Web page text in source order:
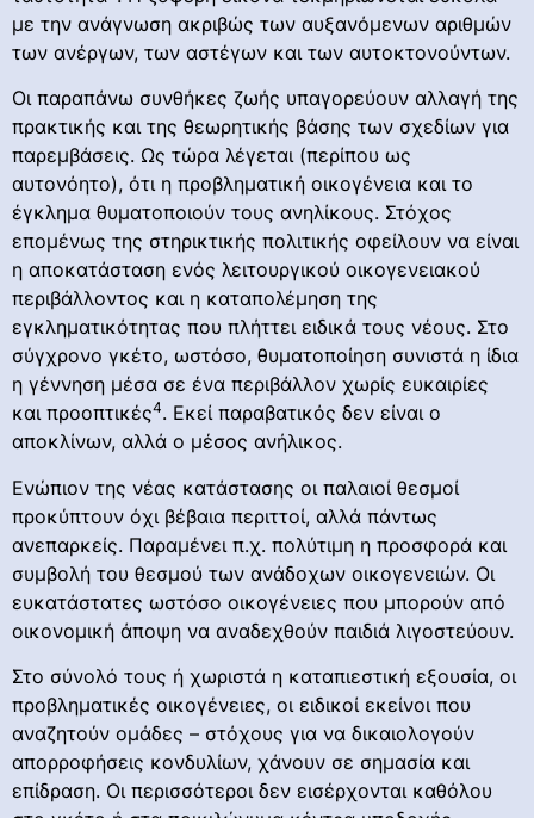
με την ανάγνωση ακριβώς των αυξανόμενων αριθμών
των ανέργων, των αστέγων και των αυτοκτονούντων.
Οι παραπάνω συνθήκες ζωής υπαγορεύουν αλλαγή της
πρακτικής και της θεωρητικής βάσης των σχεδίων για
παρεμβάσεις. Ως τώρα λέγεται (περίπου ως
αυτονόητο), ότι η προβληματική οικογένεια και το
έγκλημα θυματοποιούν τους ανηλίκους. Στόχος
επομένως της στηρικτικής πολιτικής οφείλουν να είναι
η αποκατάσταση ενός λειτουργικού οικογενειακού
περιβάλλοντος και η καταπολέμηση της
εγκληματικότητας που πλήττει ειδικά τους νέους. Στο
σύγχρονο γκέτο, ωστόσο, θυματοποίηση συνιστά η ίδια
η γέννηση μέσα σε ένα περιβάλλον χωρίς ευκαιρίες
και προοπτικές4. Εκεί παραβατικός δεν είναι ο
αποκλίνων, αλλά ο μέσος ανήλικος.
Ενώπιον της νέας κατάστασης οι παλαιοί θεσμοί
προκύπτουν όχι βέβαια περιττοί, αλλά πάντως
ανεπαρκείς. Παραμένει π.χ. πολύτιμη η προσφορά και
συμβολή του θεσμού των ανάδοχων οικογενειών. Οι
ευκατάστατες ωστόσο οικογένειες που μπορούν από
οικονομική άποψη να αναδεχθούν παιδιά λιγοστεύουν.
Στο σύνολό τους ή χωριστά η καταπιεστική εξουσία, οι
προβληματικές οικογένειες, οι ειδικοί εκείνοι που
αναζητούν ομάδες – στόχους για να δικαιολογούν
απορροφήσεις κονδυλίων, χάνουν σε σημασία και
επίδραση. Οι περισσότεροι δεν εισέρχονται καθόλου